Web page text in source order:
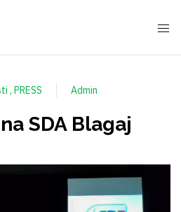
PRESS Admin
SDA Blagaj